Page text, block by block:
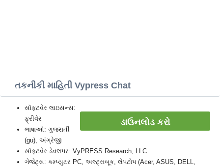
તકનીકી માહિતી Vypress Chat
ડાઉનલોડ કરો
સૉફ્ટવેર લાઇસન્સ:
ફ્રીવેર
ભાષાઓ: ગુજરાતીં
(gu), અંગ્રેજી
સૉફ્ટવેર ડેવલપર: VyPRESS Research, LLC
ગેજેટ્સ: કમ્પ્યુટર PC, અલ્ટ્રાબૂક, લેપટોપ (Acer, ASUS, DELL,